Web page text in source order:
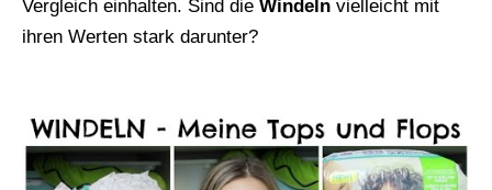
Vergleich einhalten. Sind die Windeln vielleicht mit
ihren Werten stark darunter?